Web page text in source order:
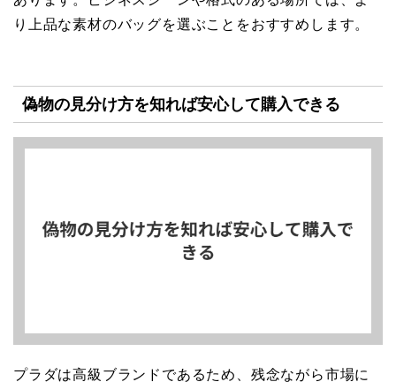
り上品な素材のバッグを選ぶことをおすすめします。
偽物の見分け方を知れば安心して購入できる
プラダは高級ブランドであるため、残念ながら市場に